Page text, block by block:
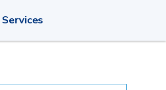
Services